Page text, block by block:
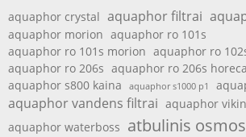
aquaphor crystal aquaphor filtrai
aquaphor morion aquaphor ro 101s
aquaphor ro 101s morion aquaphor ro
aquaphor ro 206s aquaphor ro 206s horeca
aquaphor s800 kaina
aquaphor s1000 p1
aquaphor vandens filtrai aquaphor
aquaphor waterboss atbulinis